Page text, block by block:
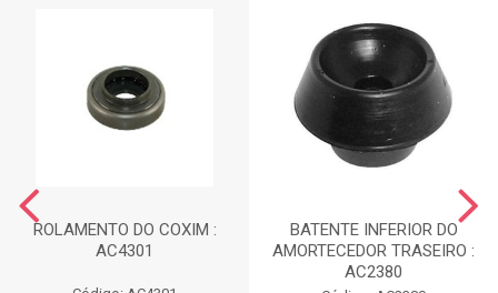
ROLAMENTO DO COXIM :
AC4301
BATENTE INFERIOR DO
AMORTECEDOR TRASEIRO :
AC2380